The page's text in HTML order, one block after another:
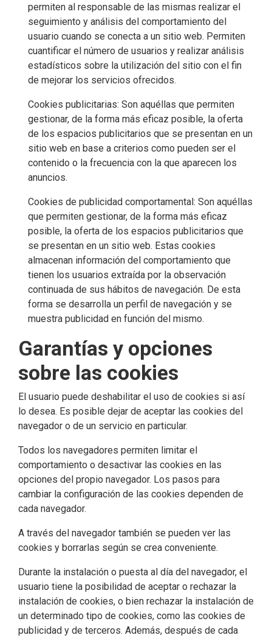
permiten al responsable de las mismas realizar el
seguimiento y análisis del comportamiento del
usuario cuando se conecta a un sitio web. Permiten
cuantificar el número de usuarios y realizar análisis
estadísticos sobre la utilización del sitio con el fin
de mejorar los servicios ofrecidos.
Cookies publicitarias: Son aquéllas que permiten
gestionar, de la forma más eficaz posible, la oferta
de los espacios publicitarios que se presentan en un
sitio web en base a criterios como pueden ser el
contenido o la frecuencia con la que aparecen los
anuncios.
Cookies de publicidad comportamental: Son aquéllas
que permiten gestionar, de la forma más eficaz
posible, la oferta de los espacios publicitarios que
se presentan en un sitio web. Estas cookies
almacenan información del comportamiento que
tienen los usuarios extraída por la observación
continuada de sus hábitos de navegación. De esta
forma se desarrolla un perfil de navegación y se
muestra publicidad en función del mismo.
Garantías y opciones
sobre las cookies
El usuario puede deshabilitar el uso de cookies si así
lo desea. Es posible dejar de aceptar las cookies del
navegador o de un servicio en particular.
Todos los navegadores permiten limitar el
comportamiento o desactivar las cookies en las
opciones del propio navegador. Los pasos para
cambiar la configuración de las cookies dependen de
cada navegador.
A través del navegador también se pueden ver las
cookies y borrarlas según se crea conveniente.
Durante la instalación o puesta al día del navegador, el
usuario tiene la posibilidad de aceptar o rechazar la
instalación de cookies, o bien rechazar la instalación de
un determinado tipo de cookies, como las cookies de
publicidad y de terceros. Además, después de cada